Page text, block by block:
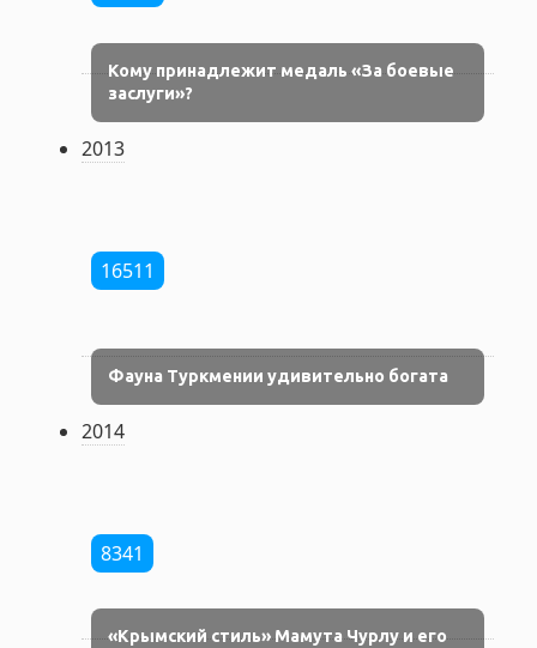
Кому принадлежит медаль «За боевые
заслуги»?
2013
16511
Фауна Туркмении удивительно богата
2014
8341
«Крымский стиль» Мамута Чурлу и его